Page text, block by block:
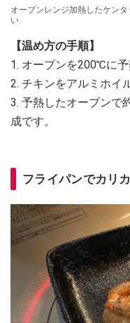
オーブンレンジ加熱したケン
い
【温め方の手順】
1. オーブンを200℃に予
2. チキンをアルミホイ
3. 予熱したオーブンで
成です。
フライパンでカリ